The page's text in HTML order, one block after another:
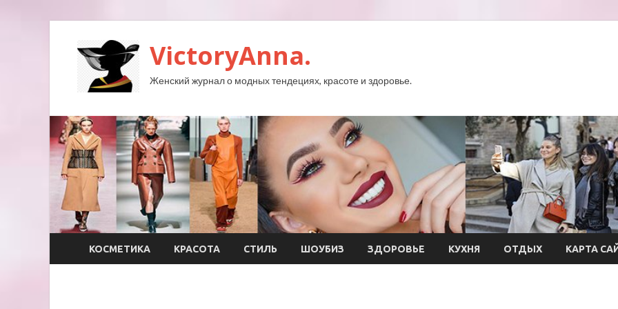
VictoryAnna.
Женский журнал о модных тендециях, красоте и здоровье.
КОСМЕТИКА КРАСОТА СТИЛЬ ШОУБИЗ ЗДОРОВЬЕ КУХНЯ ОТДЫХ КАРТА